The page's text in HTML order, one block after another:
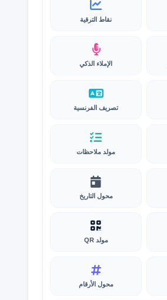
نقاط الترقية
الإملاء الذكي
تصريف الفرنسية
مولد ملاحظات
محول التاريخ
مولد QR
محول الأرقام